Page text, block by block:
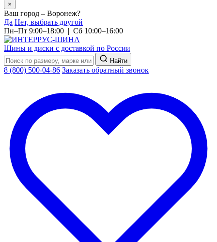
×
Ваш город – Воронеж?
Да Нет, выбрать другой
Пн–Пт 9:00–18:00 | Сб 10:00–16:00
Шины и диски с доставкой по России
Найти
8 (800) 500-04-86 Заказать обратный звонок